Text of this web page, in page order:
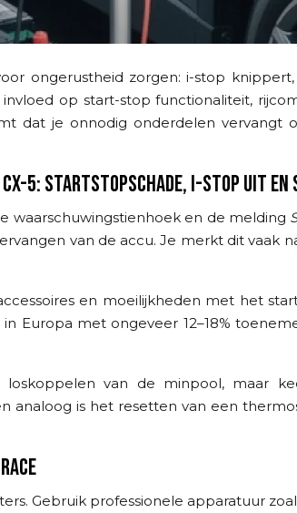
ongerustheid zorgen: i-stop
op start-stop functionaliteit,
dat je onnodig onderdelen
5: STARTSTOPSCHADE, I-STOP UIT EN
waarschuwingstienhoek en de melding
van de accu. Je merkt dit vaak
en moeilijkheden met het
Europa met ongeveer 12–18%
loskoppelen van de minpool, maar
is het resetten van een
Gebruik professionele apparatuur